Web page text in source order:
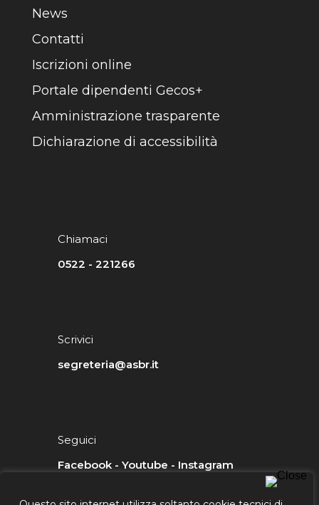
News
Contatti
Iscrizioni online
Portale dipendenti Gecos+
Amministrazione trasparente
Dichiarazione di accessibilità
Chiamaci
0522 - 221266
Scrivici
segreteria@asbr.it
Seguici
Facebook -Youtube - Instagram